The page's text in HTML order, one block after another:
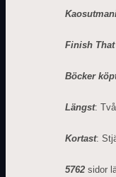
Finish That
Böcker
Längst:
Kortast:
5762 sidor